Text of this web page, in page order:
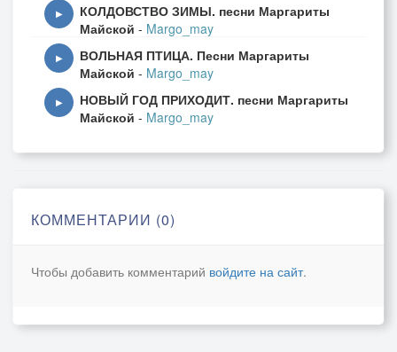
▶
КОЛДОВСТВО ЗИМЫ. песни Маргариты
Майской - Margo_may
▶
ВОЛЬНАЯ ПТИЦА. Песни Маргариты
Майской - Margo_may
▶
НОВЫЙ ГОД ПРИХОДИТ. песни Маргариты
Майской - Margo_may
КОММЕНТАРИИ (0)
Чтобы добавить комментарий войдите на сайт.